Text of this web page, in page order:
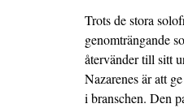
Trots de stora
genomträngande
återvänder till sitt
Nazarenes är att
i branschen. Den